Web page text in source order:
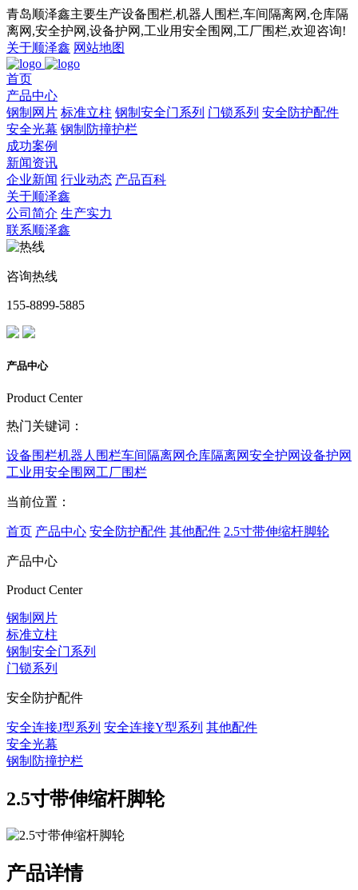
青岛顺泽鑫主要生产设备围栏,机器人围栏,车间隔离网,仓库隔
离网,安全护网,设备护网,工业用安全围网,工厂围栏,欢迎咨询!
关于顺泽鑫 网站地图
首页
产品中心
钢制网片 标准立柱 钢制安全门系列 门锁系列 安全防护配件
安全光幕 钢制防撞护栏
成功案例
新闻资讯
企业新闻 行业动态 产品百科
关于顺泽鑫
公司简介 生产实力
联系顺泽鑫
咨询热线
155-8899-5885
产品中心
Product Center
热门关键词：
设备围栏机器人围栏车间隔离网仓库隔离网安全护网设备护网
工业用安全围网 工厂围栏
当前位置：
首页 产品中心 安全防护配件 其他配件 2.5寸带伸缩杆脚轮
产品中心
Product Center
钢制网片
标准立柱
钢制安全门系列
门锁系列
安全防护配件
安全连接J型系列 安全连接Y型系列 其他配件
安全光幕
钢制防撞护栏
2.5寸带伸缩杆脚轮
产品详情